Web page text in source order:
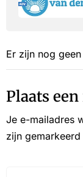
Er zijn nog
Plaats
Je e-mailadres
zijn gemarkeerd